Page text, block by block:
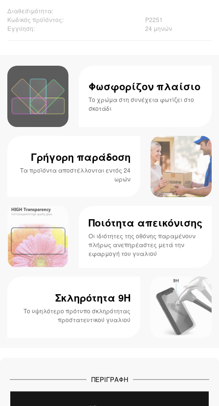
Διαθεσιμότητα:
Κωδικός προϊόντος:
P2251
Εγγύηση:
24 μηνών
Φωσφορίζον πλαίσιο
Το χρώμα στη συνέχεια φωτίζει στο
σκοτάδι
Γρήγορη παράδοση
Τα προϊόντα αποστέλλονται εντός 24
ωρών
Ποιότητα απεικόνισης
Οι ιδιότητες της οθόνης παραμένουν
πλήρως ανεπηρέαστες μετά την
εφαρμογή του γυαλιού
Σκληρότητα 9H
Το υψηλότερο πρότυπο σκληρότητας
προστατευτικού γυαλιού
ΠΕΡΙΓΡΑΦΉ